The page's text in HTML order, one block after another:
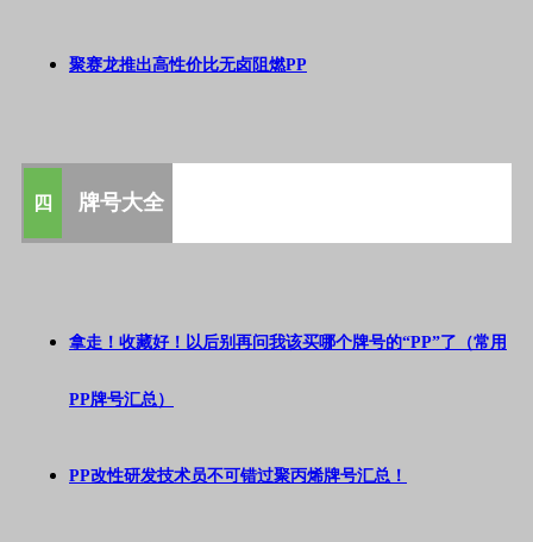
聚赛龙推出高性价比无卤阻燃PP
四 牌号大全
拿走！收藏好！以后别再问我该买哪个牌号的“PP”了（常用
PP牌号汇总）
PP改性研发技术员不可错过聚丙烯牌号汇总！